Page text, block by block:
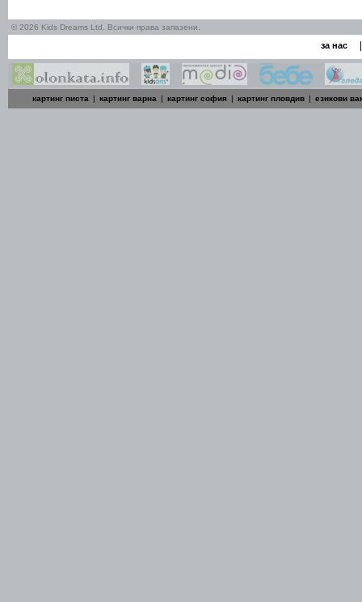
© 2026 Kids Dreams Ltd. Всички права запазени.
за нас |
картинг писта | картинг варна | картинг софия | картинг пловдив | езикови